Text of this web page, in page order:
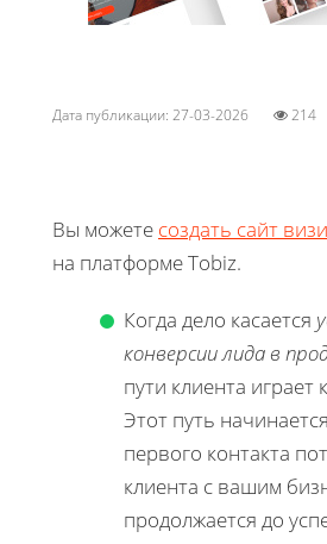
Дата публикации: 27-03-2026 214
Вы можете создать сайт
на платформе Tobiz.
Когда дело касается
конверсии лида в
пути клиента
Этот путь
первого контакта
клиента с вашим
продолжается до